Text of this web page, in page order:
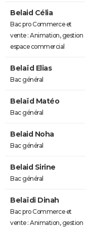
Belaid Célia
Bac pro Commerce et
vente : Animation, gestion
espace commercial
Belaïd Elias
Bac général
Belaïd Matéo
Bac général
Belaid Noha
Bac général
Belaid Sirine
Bac général
Belaïdi Dinah
Bac pro Commerce et
vente : Animation, gestion